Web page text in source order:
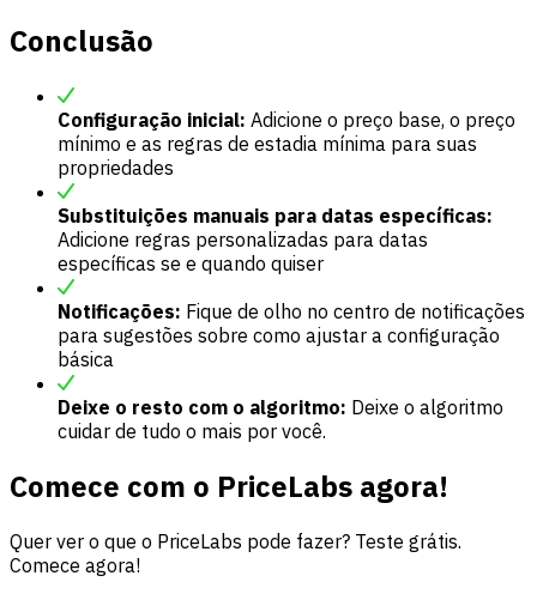
Conclusão
Configuração inicial: Adicione o preço base, o preço
mínimo e as regras de estadia mínima para suas
propriedades
Substituições manuais para datas específicas:
Adicione regras personalizadas para datas
específicas se e quando quiser
Notificações: Fique de olho no centro de notificações
para sugestões sobre como ajustar a configuração
básica
Deixe o resto com o algoritmo: Deixe o algoritmo
cuidar de tudo o mais por você.
Comece com o PriceLabs agora!
Quer ver o que o PriceLabs pode fazer? Teste grátis.
Comece agora!